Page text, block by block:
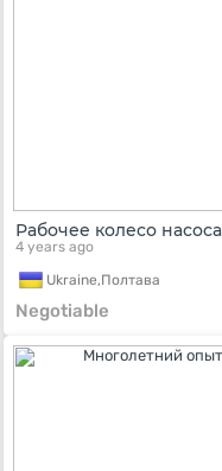
Рабочее колесо
4 years ago
Ukraine,Полтава
Negotiable